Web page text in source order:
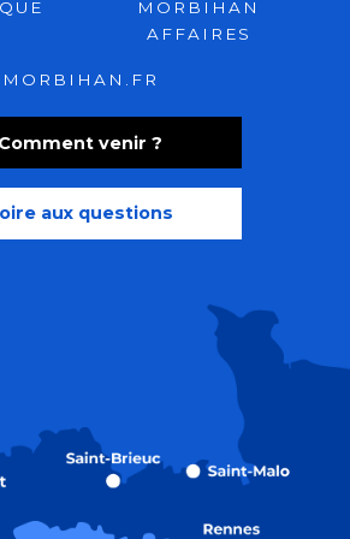
Comment venir ?
aux questions
MORBIHAN
AFFAIRES
MORBIHAN.FR